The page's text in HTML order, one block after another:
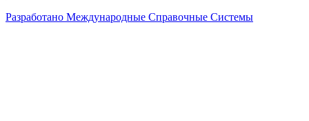
Разработано Международные Справочные Системы